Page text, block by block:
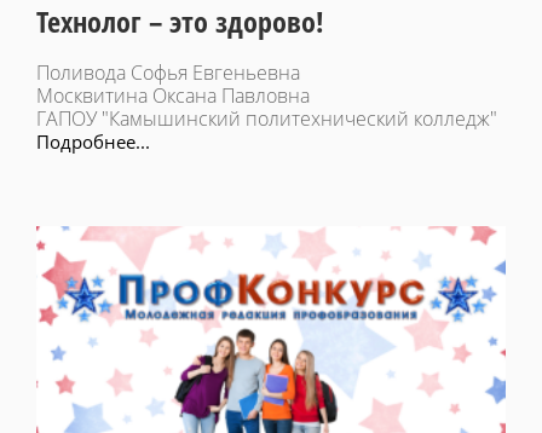
Технолог – это здорово!
Поливода Софья Евгеньевна
Москвитина Оксана Павловна
ГАПОУ "Камышинский политехнический колледж"
Подробнее...